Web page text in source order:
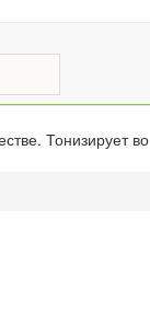
Тонизирует во